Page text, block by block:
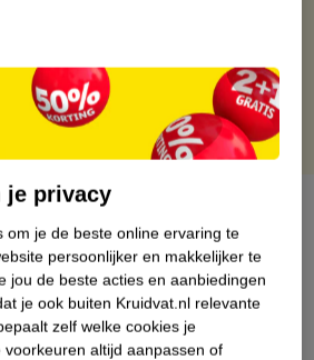
verkooppartner.
Kruidvat kaart
je privacy
om je de beste online ervaring te
persoonlijker en makkelijker te
jou de beste acties en aanbiedingen
je ook buiten Kruidvat.nl relevante
zelf welke cookies je
voorkeuren altijd aanpassen of